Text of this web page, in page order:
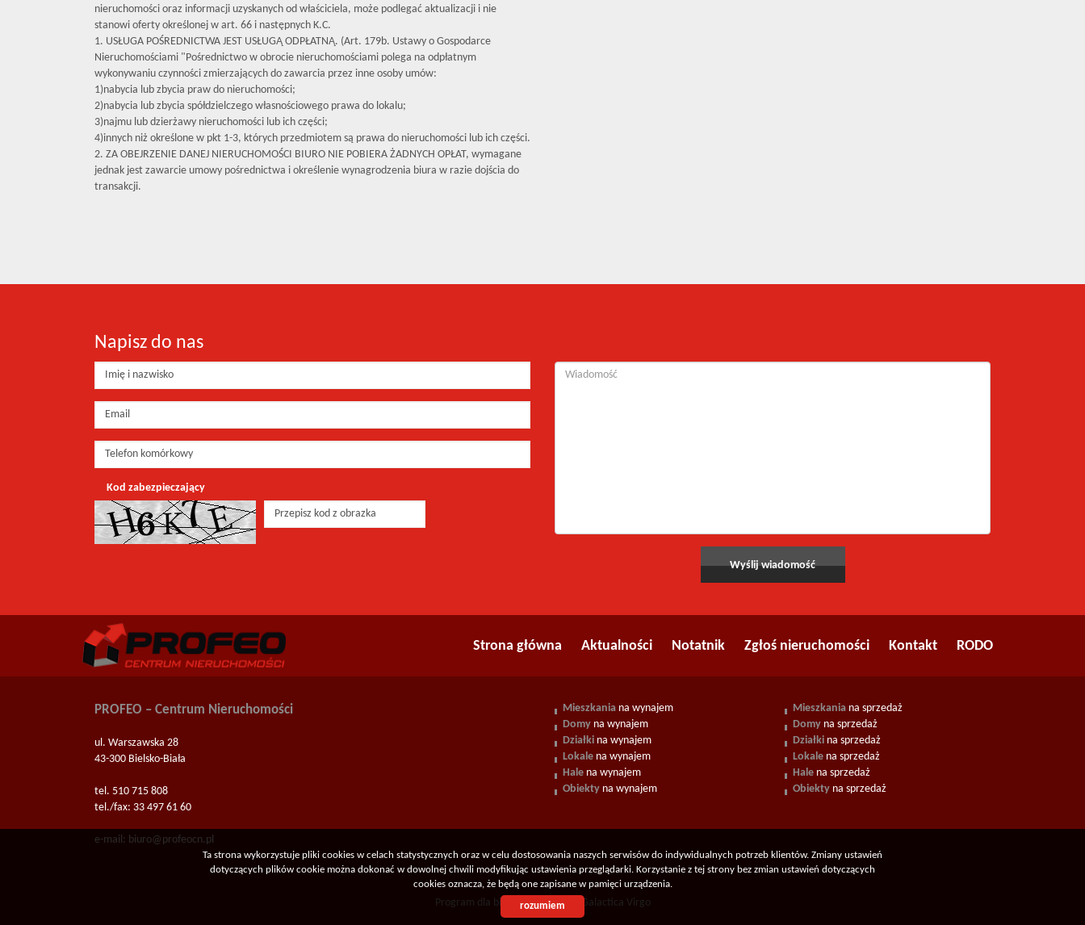
nieruchomości oraz informacji uzyskanych od właściciela, może podlegać aktualizacji i nie
stanowi oferty określonej w art. 66 i następnych K.C.
1. USŁUGA POŚREDNICTWA JEST USŁUGĄ ODPŁATNĄ. (Art. 179b. Ustawy o Gospodarce
Nieruchomościami "Pośrednictwo w obrocie nieruchomościami polega na odpłatnym
wykonywaniu czynności zmierzających do zawarcia przez inne osoby umów:
1)nabycia lub zbycia praw do nieruchomości;
2)nabycia lub zbycia spółdzielczego własnościowego prawa do lokalu;
3)najmu lub dzierżawy nieruchomości lub ich części;
4)innych niż określone w pkt 1-3, których przedmiotem są prawa do nieruchomości lub ich części.
2. ZA OBEJRZENIE DANEJ NIERUCHOMOŚCI BIURO NIE POBIERA ŻADNYCH OPŁAT, wymagane
jednak jest zawarcie umowy pośrednictwa i określenie wynagrodzenia biura w razie dojścia do
transakcji.
Napisz do nas
Kod zabezpieczający
Strona główna Aktualności Notatnik Zgłoś nieruchomości Kontakt RODO
PROFEO – Centrum Nieruchomości
ul. Warszawska 28
43-300 Bielsko-Biała
tel. 510 715 808
tel./fax: 33 497 61 60
e-mail: biuro@profeocn.pl
Mieszkania na wynajem
Domy na wynajem
Działki na wynajem
Lokale na wynajem
Hale na wynajem
Obiekty na wynajem
Mieszkania na sprzedaż
Domy na sprzedaż
Działki na sprzedaż
Lokale na sprzedaż
Hale na sprzedaż
Obiekty na sprzedaż
Program dla biur nieruchomości Galactica Virgo
Ta strona wykorzystuje pliki cookies w celach statystycznych oraz w celu dostosowania naszych serwisów do indywidualnych potrzeb klientów. Zmiany ustawień
dotyczących plików cookie można dokonać w dowolnej chwili modyfikując ustawienia przeglądarki. Korzystanie z tej strony bez zmian ustawień dotyczących
cookies oznacza, że będą one zapisane w pamięci urządzenia.
rozumiem